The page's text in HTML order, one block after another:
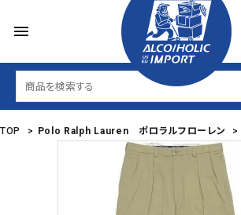
menu
TOP > Polo Ralph Lauren ポロラルフローレン >